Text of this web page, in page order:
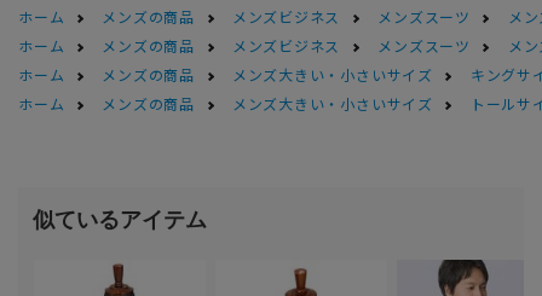
ホーム
メンズの商品 メンズビジネス メンズスーツ
メ
ホーム
メンズの商品 メンズビジネス メンズスーツ
メ
ホーム
メンズの商品 メンズ大きい・小さいサイズ
キングサ
ホーム
メンズの商品 メンズ大きい・小さいサイズ トールサ